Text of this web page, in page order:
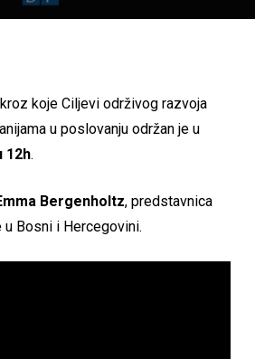
koje Ciljevi održivog razvoja
u poslovanju održan je u
12h.
Bergenholtz, predstavnica
Bosni i Hercegovini.